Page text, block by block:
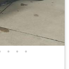
• • •